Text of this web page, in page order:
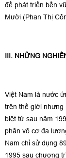
để phát triển bền
Mười (Phan Thị
III. NHỮNG
Việt Nam là nước
trên thế giới nhưng
biệt từ sau năm
phân vô cơ đa
Nam chỉ sử dụng
1995 sau chương